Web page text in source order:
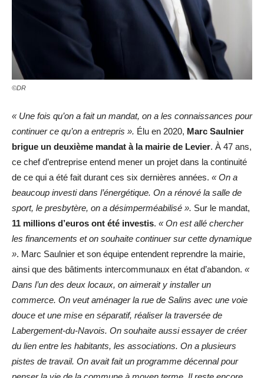
©DR
« Une fois qu’on a fait un mandat, on a les connaissances pour
continuer ce qu’on a entrepris ». Élu en 2020, Marc Saulnier
brigue un deuxième mandat à la mairie de Levier. À 47 ans,
ce chef d’entreprise entend mener un projet dans la continuité
de ce qui a été fait durant ces six dernières années. « On a
beaucoup investi dans l’énergétique. On a rénové la salle de
sport, le presbytère, on a désimperméabilisé ». Sur le mandat,
11 millions d’euros ont été investis. « On est allé chercher
les financements et on souhaite continuer sur cette dynamique
». Marc Saulnier et son équipe entendent reprendre la mairie,
ainsi que des bâtiments intercommunaux en état d’abandon. «
Dans l’un des deux locaux, on aimerait y installer un
commerce. On veut aménager la rue de Salins avec une voie
douce et une mise en séparatif, réaliser la traversée de
Labergement-du-Navois. On souhaite aussi essayer de créer
du lien entre les habitants, les associations. On a plusieurs
pistes de travail. On avait fait un programme décennal pour